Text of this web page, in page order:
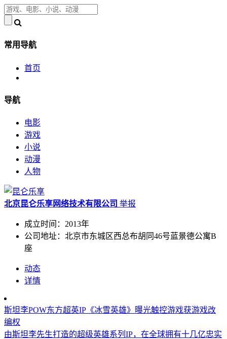
常用导航
首页
导航
电影
游戏
小说
动漫
人物
北京昆仑乐享网络技术有限公司 举报
成立时间：2013年
公司地址：北京市东城区西总布胡同46号蓝景德公寓B
座
动态
详情
斯坦李POW东方超英IP《冰雪英雄》曝光触控游戏获游戏改
编权
由斯坦李先生打造的超级英雄系列IP，在全球拥有十几亿忠实